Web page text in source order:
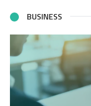
BUSINESS